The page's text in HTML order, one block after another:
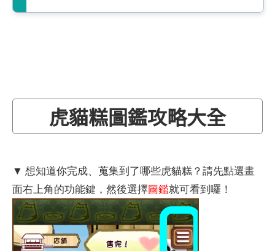
虎貓糕圖鑑攻略大全
▼ 想知道你完成、蒐集到了哪些虎貓糕？請先點選畫
面右上角的功能鍵，然後選擇圖鑑就可看到囉！